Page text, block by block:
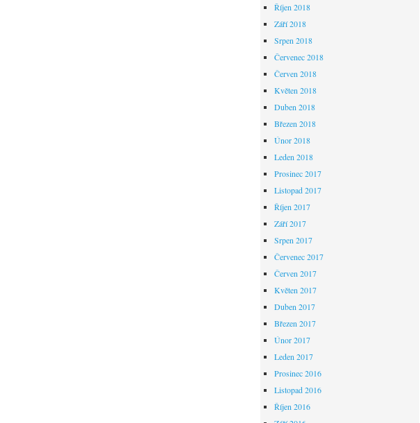
Říjen 2018
Září 2018
Srpen 2018
Červenec 2018
Červen 2018
Květen 2018
Duben 2018
Březen 2018
Únor 2018
Leden 2018
Prosinec 2017
Listopad 2017
Říjen 2017
Září 2017
Srpen 2017
Červenec 2017
Červen 2017
Květen 2017
Duben 2017
Březen 2017
Únor 2017
Leden 2017
Prosinec 2016
Listopad 2016
Říjen 2016